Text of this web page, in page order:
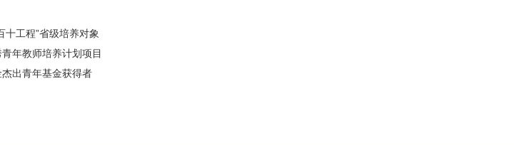
工程”省级培养对象
年教师培养计划项目
出青年基金获得者